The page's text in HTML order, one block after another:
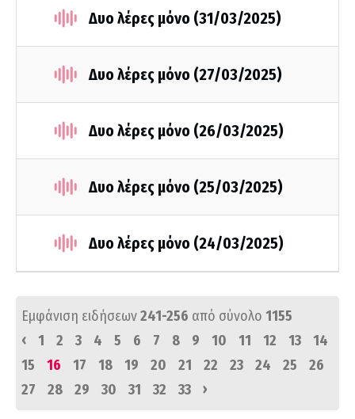
Δυο λέρες μόνο (31/03/2025)
Δυο λέρες μόνο (27/03/2025)
Δυο λέρες μόνο (26/03/2025)
Δυο λέρες μόνο (25/03/2025)
Δυο λέρες μόνο (24/03/2025)
Εμφάνιση ειδήσεων241-256 από σύνολο 1155
‹
1 2 3 4 5 6 7 8 9 10 11 12 13
14
15
16 17 18 19 20 21 22 23 24 25
26
27
28 29 30 31 32 33 ›